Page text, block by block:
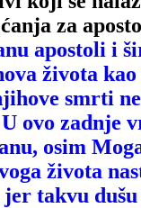
za
apostoli i
života
smrti
ovo zadnje
osim
života
takvu